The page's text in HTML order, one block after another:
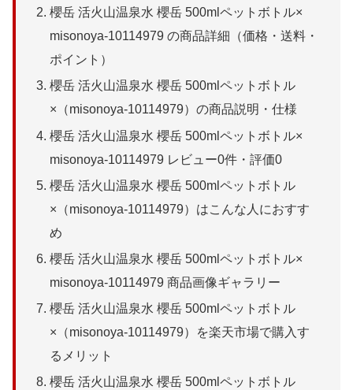
櫻岳 活火山温泉水 櫻岳 500mlペットボトル×
misonoya-10114979 の商品詳細（価格・送料・
ポイント）
櫻岳 活火山温泉水 櫻岳 500mlペットボトル
×（misonoya-10114979）の商品説明・仕様
櫻岳 活火山温泉水 櫻岳 500mlペットボトル×
misonoya-10114979 レビュー0件・評価0
櫻岳 活火山温泉水 櫻岳 500mlペットボトル
×（misonoya-10114979）はこんな人におすす
め
櫻岳 活火山温泉水 櫻岳 500mlペットボトル×
misonoya-10114979 商品画像ギャラリー
櫻岳 活火山温泉水 櫻岳 500mlペットボトル
×（misonoya-10114979）を楽天市場で購入す
るメリット
櫻岳 活火山温泉水 櫻岳 500mlペットボトル